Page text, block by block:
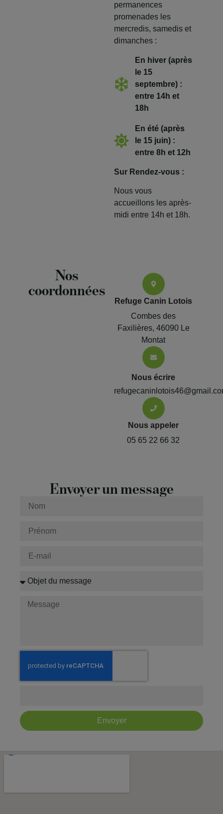
permanences
promenades les
mercredis, samedis et
dimanches :
En hiver (après
le 15
septembre) :
entre 14h et
18h
En été (après
le 15 juin) :
entre 8h et 12h
Sur Rendez-vous :
Nous vous
accueillons les après-
midi entre 14h et 18h.
Nos
coordonnées
Refuge Canin Lotois
Combes des
Faxilières, 46090 Le
Montat
Nous écrire
Nous appeler
05 65 22 66 32
Envoyer un message
Envoyer